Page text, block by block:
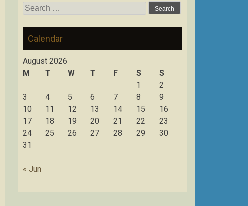
Search
Calendar
August 2026
M
T W T F S
S
1
2
3
4 5 6 7 8
9
10
11 12 13 14 15
16
17
18 19 20 21 22
23
24
25 26 27 28 29
30
31
« Jun